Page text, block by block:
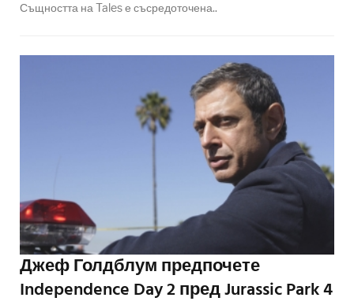
Същността на Tales е съсредоточена..
Джеф Голдблум предпочете
Independence Day 2 пред Jurassic Park 4